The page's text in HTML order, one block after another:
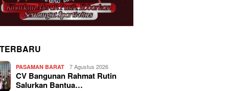
PASAMAN BARAT 7 Agustus 2026
CV Bangunan Rahmat Rutin
Salurkan Bantua…